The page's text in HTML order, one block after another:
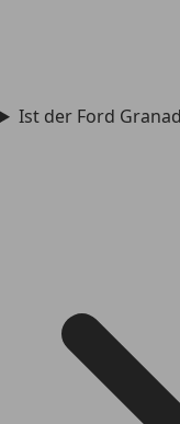
Ist der Ford